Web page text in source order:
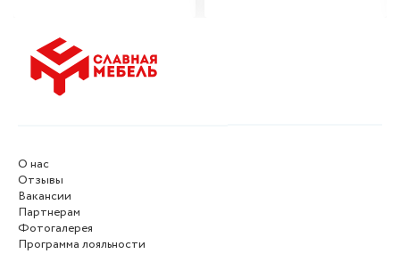
О нас
Отзывы
Вакансии
Партнерам
Фотогалерея
Программа лояльности